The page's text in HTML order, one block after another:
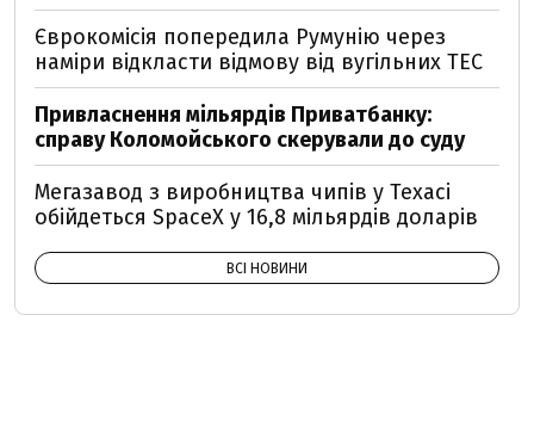
Єврокомісія попередила Румунію через
наміри відкласти відмову від вугільних ТЕС
Привласнення мільярдів Приватбанку:
справу Коломойського скерували до суду
Мегазавод з виробництва чипів у Техасі
обійдеться SpaceX у 16,8 мільярдів доларів
ВСІ НОВИНИ